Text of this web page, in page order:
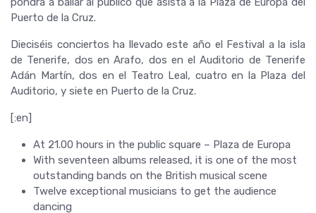
Puerto de la Cruz.
Dieciséis conciertos ha llevado este año el Festival a la isla
de Tenerife, dos en Arafo, dos en el Auditorio de Tenerife
Adán Martín, dos en el Teatro Leal, cuatro en la Plaza del
Auditorio, y siete en Puerto de la Cruz.
[:en]
At 21.00 hours in the public square – Plaza de Europa
With seventeen albums released, it is one of the most
outstanding bands on the British musical scene
Twelve exceptional musicians to get the audience
dancing